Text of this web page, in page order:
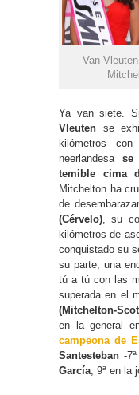
Van
Ya van siete.
Vleuten se
kilómetros
neerlandesa se
temible cima
Mitchelton ha
de
(Cérvelo), su
kilómetros de
conquistado su
su parte, una
tú a tú con las
superada en el
(Mitchelton-
en la general
campeona de
Santesteban -
García, 9ª en la